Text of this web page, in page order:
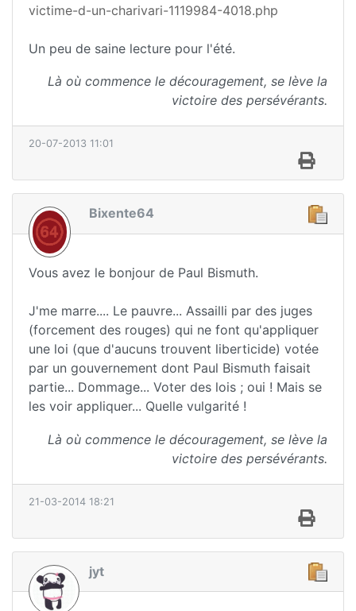
victime-d-un-charivari-1119984-4018.php
Un peu de saine lecture pour l'été.
Là où commence le découragement, se lève la
victoire des persévérants.
20-07-2013 11:01
Bixente64
Vous avez le bonjour de Paul Bismuth.
J'me marre.... Le pauvre... Assailli par des juges
(forcement des rouges) qui ne font qu'appliquer
une loi (que d'aucuns trouvent liberticide) votée
par un gouvernement dont Paul Bismuth faisait
partie... Dommage... Voter des lois ; oui ! Mais se
les voir appliquer... Quelle vulgarité !
Là où commence le découragement, se lève la
victoire des persévérants.
21-03-2014 18:21
jyt